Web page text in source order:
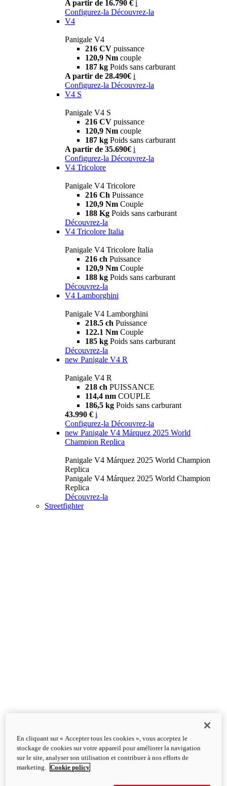
A partir de 16.790 € i
Configurez-la Découvrez-la
V4
Panigale V4
216 CV puissance
120,9 Nm couple
187 kg Poids sans carburant
A partir de 28.490€ i
Configurez-la Découvrez-la
V4 S
Panigale V4 S
216 CV puissance
120,9 Nm couple
187 kg Poids sans carburant
A partir de 35.690€ i
Configurez-la Découvrez-la
V4 Tricolore
Panigale V4 Tricolore
216 Ch Puissance
120,9 Nm Couple
188 Kg Poids sans carburant
Découvrez-la
V4 Tricolore Italia
Panigale V4 Tricolore Italia
216 ch Puissance
120,9 Nm Couple
188 kg Poids sans carburant
Découvrez-la
V4 Lamborghini
Panigale V4 Lamborghini
218.5 ch Puissance
122.1 Nm Couple
185 kg Poids sans carburant
Découvrez-la
new Panigale V4 R
Panigale V4 R
218 ch PUISSANCE
114,4 nm COUPLE
186,5 kg Poids sans carburant
43.990 € i
Configurez-la Découvrez-la
new Panigale V4 Márquez 2025 World
Champion Replica
Panigale V4 Márquez 2025 World Champion
Replica
Panigale V4 Márquez 2025 World Champion
Replica
Découvrez-la
Streetfighter
En cliquant sur « Accepter tous les cookies », vous acceptez le
stockage de cookies sur votre appareil pour améliorer la navigation
sur le site, analyser son utilisation et contribuer à nos efforts de
marketing.
Cookie policy